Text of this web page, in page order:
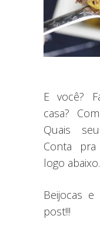
E você?
casa?
Quais
Conta
logo
Beijocas
post!!!